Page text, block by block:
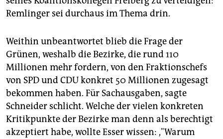
Remlinger sei durchaus im Thema drin.
Weithin unbeantwortet blieb die Frage der
Grünen, weshalb die Bezirke, die rund 110
Millionen mehr fordern, von den Fraktionschefs
von SPD und CDU konkret 50 Millionen zugesagt
bekommen haben. Für Sachausgaben, sagte
Schneider schlicht. Welche der vielen konkreten
Kritikpunkte der Bezirke man denn als berechtigt
akzeptiert habe, wollte Esser wissen: ,"Warum